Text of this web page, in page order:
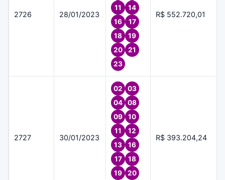
2726 28/01/2023
11
14
16
17
18
19
20
21
23
R$ 552.720,01
2727 30/01/2023
02
03
04
08
09
10
11
12
13
16
17
18
19
20
R$ 393.204,24